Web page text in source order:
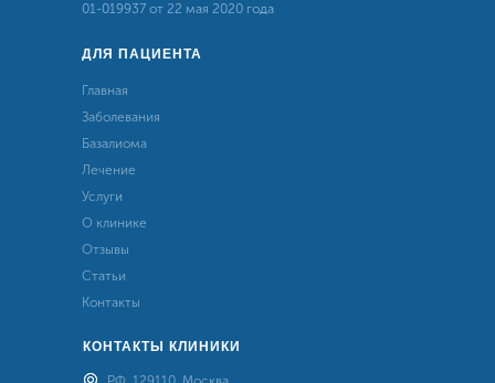
01-019937 от 22 мая 2020 года
ДЛЯ ПАЦИЕНТА
Главная
Заболевания
Базалиома
Лечение
Услуги
О клинике
Отзывы
Статьи
Контакты
КОНТАКТЫ КЛИНИКИ